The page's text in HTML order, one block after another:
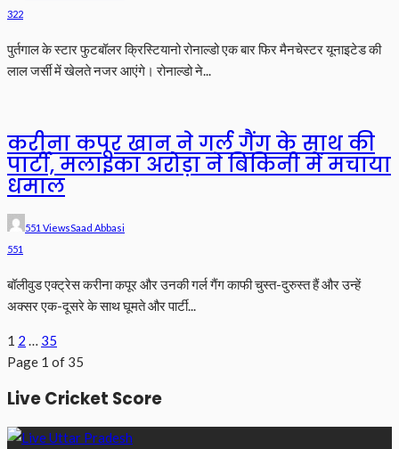
322
पुर्तगाल के स्टार फुटबॉलर क्रिस्टियानो रोनाल्डो एक बार फिर मैनचेस्टर यूनाइटेड की
लाल जर्सी में खेलते नजर आएंगे। रोनाल्डो ने...
करीना कपूर खान ने गर्ल गैंग के साथ की
पार्टी, मलाइका अरोड़ा ने बिकिनी में मचाया
धमाल
551 ViewsSaad Abbasi
551
बॉलीवुड एक्ट्रेस करीना कपूर और उनकी गर्ल गैंग काफी चुस्त-दुरुस्त हैं और उन्हें
अक्सर एक-दूसरे के साथ घूमते और पार्टी...
1 2
35
Page 1 of 35
Live Cricket Score